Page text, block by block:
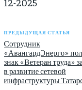
ПРЕДЫДУЩАЯ СТАТЬЯ
Сотрудник
«АвангардЭнерго»
знак «Ветеран труда»
в развитие сетевой
инфраструктуры